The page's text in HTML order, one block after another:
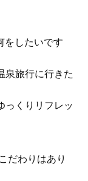
をしたいです
泉旅行に行きた
っくりリフレッ
だわりはあり